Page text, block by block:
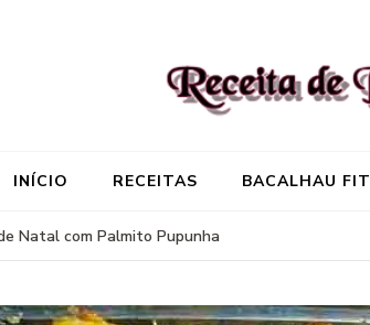
INÍCIO RECEITAS BACALHAU FIT
Natal com Palmito Pupunha